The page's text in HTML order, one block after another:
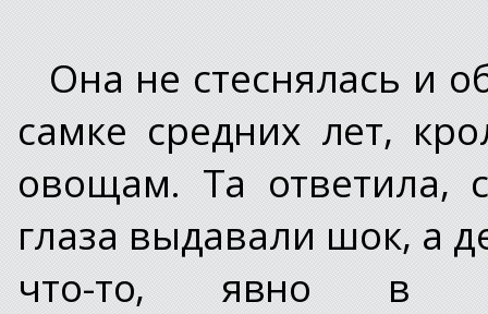
Она не стеснялась и
самке средних лет,
овощам. Та ответила,
глаза выдавали шок, а
что-то, явно в